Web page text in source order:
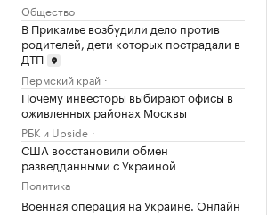
Общество
В Прикамье возбудили дело против
родителей, дети которых пострадали в
ДТП
Пермский край
Почему инвесторы выбирают офисы в
оживленных районах Москвы
РБК и Upside
США восстановили обмен
разведданными с Украиной
Политика
Военная операция на Украине. Онлайн